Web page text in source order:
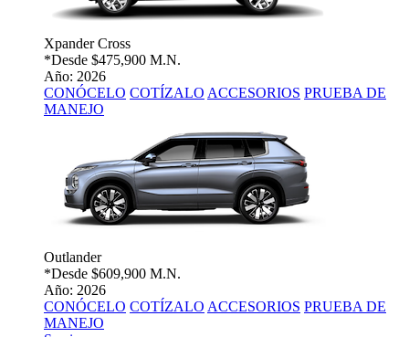
Xpander Cross
*Desde $475,900 M.N.
Año: 2026
CONÓCELO COTÍZALO ACCESORIOS PRUEBA DE
MANEJO
Outlander
*Desde $609,900 M.N.
Año: 2026
CONÓCELO COTÍZALO ACCESORIOS PRUEBA DE
MANEJO